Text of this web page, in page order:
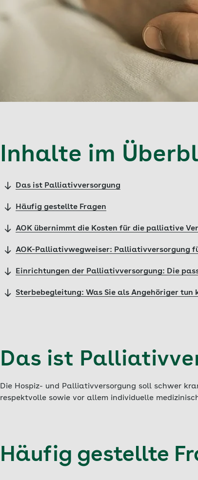
Inhalte im
Das ist Palliativversorgung
Häufig gestellte Fragen
AOK übernimmt die Kosten für die palliative
AOK-Palliativwegweiser: Palliativversorgung
Einrichtungen der Palliativversorgung: Die
Sterbebegleitung: Was Sie als Angehöriger tun
Das ist
Die Hospiz- und Palliativversorgung soll schwer
respektvolle sowie vor allem individuelle
Häufig gestellte